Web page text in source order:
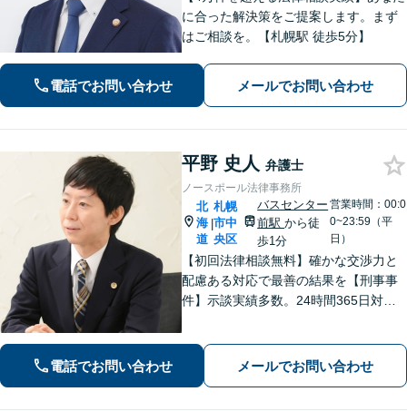
に合った解決策をご提案します。まず
はご相談を。【札幌駅 徒歩5分】
電話でお問い合わせ メールでお問い合わせ
平野 史人 弁護士
ノースポール法律事務所
北
海
道
|
札幌
市中
央区
バスセンター
前駅から徒
歩1分
営業時間：00:0
0~23:59（平
日）
【初回法律相談無料】確かな交渉力と
配慮ある対応で最善の結果を【刑事事
件】示談実績多数。24時間365日対応
経験あり。【バスセンター前駅3番出口
徒歩1分】
電話でお問い合わせ メールでお問い合わせ